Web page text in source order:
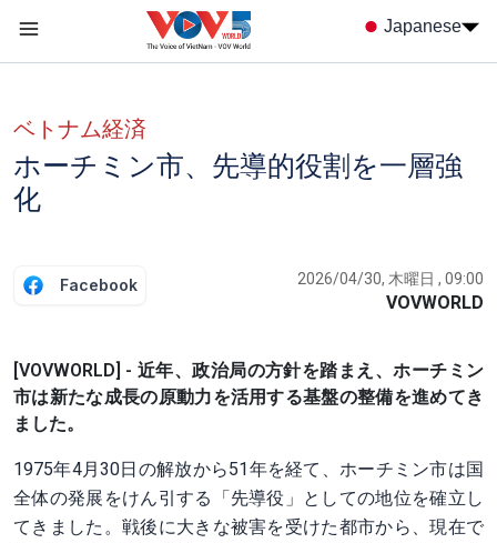
Japanese
ベトナム経済
ホーチミン市、先導的役割を一層強
化
Facebook 2026/04/30, 木曜日 , 09:00
VOVWORLD
[VOVWORLD] - 近年、政治局の方針を踏まえ、ホーチミン
市は新たな成長の原動力を活用する基盤の整備を進めてき
ました。
1975年4月30日の解放から51年を経て、ホーチミン市は国
全体の発展をけん引する「先導役」としての地位を確立し
てきました。戦後に大きな被害を受けた都市から、現在で